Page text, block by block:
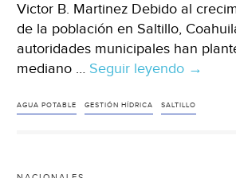
Victor B. Martinez Debido al
de la población en Saltillo,
autoridades municipales han
mediano … Seguir leyendo Coahuila
Saltillo
→
AGUA POTABLE GESTIÓN HÍDRICA SALTILLO